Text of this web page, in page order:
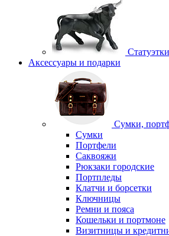
Статуэтки
Аксессуары и подарки
Сумки,
Сумки
Портфели
Саквояжи
Рюкзаки городские
Портпледы
Клатчи и борсетки
Ключницы
Ремни и пояса
Кошельки и портмоне
Визитницы и